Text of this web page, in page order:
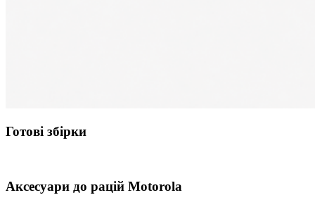
Готові збірки
Аксесуари до рацій Motorola